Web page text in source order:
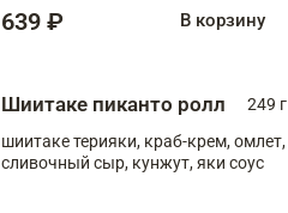
639 ₽ В корзину
Шиитаке пиканто ролл
249 г
шиитаке терияки, краб-крем, омлет,
сливочный сыр, кунжут, яки соус